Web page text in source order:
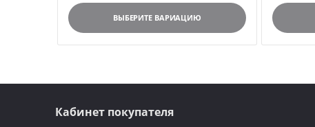
ВЫБЕРИТЕ ВАРИАЦИЮ
Кабинет покупателя